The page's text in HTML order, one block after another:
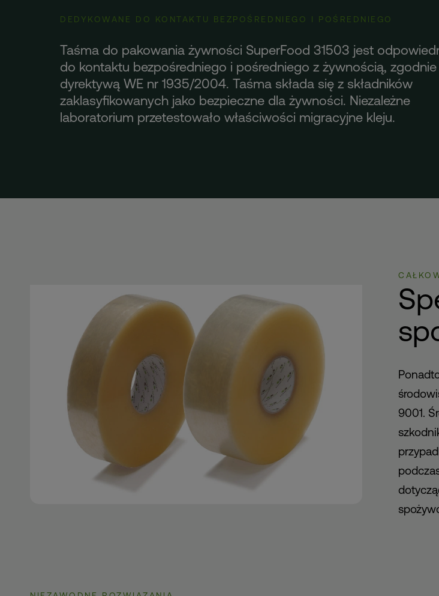
DEDYKOWANE DO KONTAKTU BEZPOŚREDNIEGO I POŚREDNIEGO
Taśma do pakowania żywności SuperFood 31503 jest
do kontaktu bezpośredniego i pośredniego z żywnością, zgodnie
dyrektywą WE nr 1935/2004. Taśma składa się z składników
zaklasyfikowanych jako bezpieczne dla żywności. Niezależne
laboratorium przetestowało właściwości migracyjne kleju.
9001.